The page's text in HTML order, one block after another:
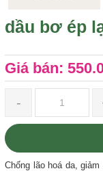
dầu bơ ép
Giá bán:
-
Chống lão hoá da,